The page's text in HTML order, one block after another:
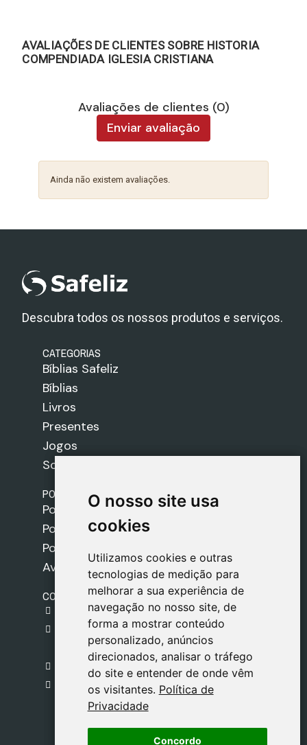
O nosso site usa
cookies
Utilizamos cookies e outras
tecnologias de medição para
melhorar a sua experiência de
navegação no nosso site, de
forma a mostrar conteúdo
personalizado, anúncios
direcionados, analisar o tráfego
do site e entender de onde vêm
os visitantes. Política de
Privacidade
Concordo
O nosso site usa
cookies
Utilizamos cookies e outras
tecnologias de medição para
melhorar a sua experiência de
navegação no nosso site, de
forma a mostrar conteúdo
personalizado, anúncios
direcionados, analisar o tráfego
do site e entender de onde vêm
os visitantes. Política de
Privacidade
Concordo
AVALIAÇÕES DE CLIENTES SOBRE HISTORIA
COMPENDIADA IGLESIA CRISTIANA
Avaliações de clientes (0)
Enviar avaliação
Ainda não existem avaliações.
Descubra todos os nossos produtos e serviços.
CATEGORIAS
Bíblias Safeliz
Bíblias
Livros
Presentes
Jogos
Sobre nós
POLÍTICAS
Política de Envios
Política de Cookies
Política de Privacidade
Aviso Legal
CONTACTO
gestion@safeliz.com
C. del Pradillo, 6, 28770 Colmenar Viejo,
Madrid
+34 918 459 877
Segunda a Sexta
09:00 - 13:00